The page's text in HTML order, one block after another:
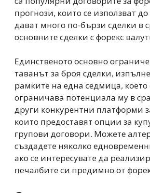
прогнози, които се използват
дават много по-бързи сделки в
основните сделки с форекс
Единственото основно
таванът за броя сделки,
рамките на една седмица, което
ограничава потенциала му в
други конкурентни платформи
които предоставят опции за
групови договори. Можете
създадете няколко
ако се интересувате да
печалбите си предимно от